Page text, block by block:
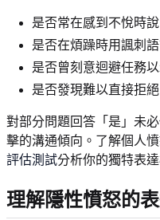
是否常在感到不悅時
是否在煩躁時用諷刺
是否曾刻意迴避任務
是否發現難以直接拒
對部分問題回答「是」未
擊的溝通傾向。了解個人
評估測試分析你的獨特表
理解隱性憤怒的